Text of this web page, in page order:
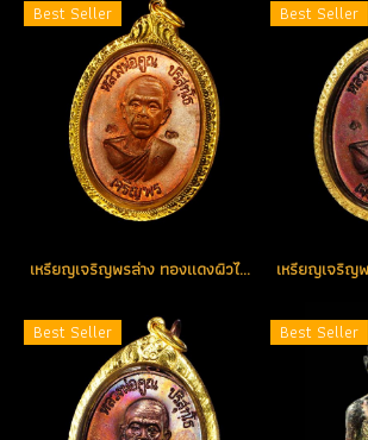
Best Seller
เหรียญเจริญพรล่าง ทองแดงผิวไฟ 3 โค้ด เหรียญสวยสมบูรณ์ สร้างน้อย หายาก คัดสวย (ขายแล้ว)
Best Seller
Best Seller Best Seller